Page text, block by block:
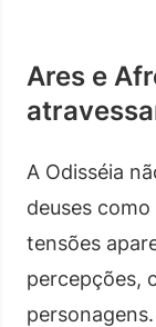
Ares e
A Odisséia
deuses
tensões
percepções,
personagens.